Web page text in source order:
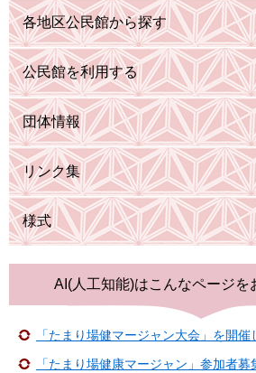
各地区公民館から探す
公民館を利用する
団体情報
リンク集
様式
AI(人工知能)はこんなページを
「たまり場健マージャン大会」を開催
「たまり場健康マージャン」参加者募